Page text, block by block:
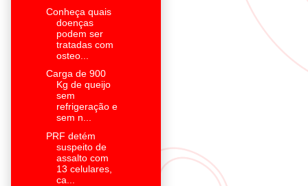
Conheça quais
doenças
podem ser
tratadas com
osteo...
Carga de 900
Kg de queijo
sem
refrigeração e
sem n...
PRF detém
suspeito de
assalto com
13 celulares,
ca...